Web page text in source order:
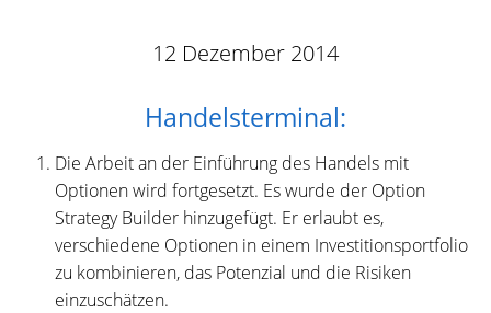
12 Dezember 2014
Handelsterminal:
Die Arbeit an der Einführung des Handels mit
Optionen wird fortgesetzt. Es wurde der Option
Strategy Builder hinzugefügt. Er erlaubt es,
verschiedene Optionen in einem Investitionsportfolio
zu kombinieren, das Potenzial und die Risiken
einzuschätzen.